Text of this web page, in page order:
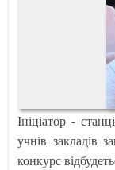
Ініціатор -
учнів закладів
конкурс